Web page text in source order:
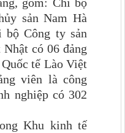
gồm: Chi bộ
sản Nam Hà
bộ Công ty sản
có 06 đảng
tế Lào Việt
viên là công
nghiệp có 302
Khu kinh tế